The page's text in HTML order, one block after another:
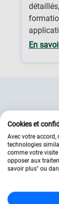
En
Cookies et
Avec votre accord,
technologies
comme votre
opposer aux
savoir plus" ou